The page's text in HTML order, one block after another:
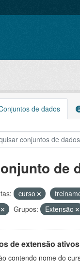
de dados
de
curso
Grupos: Extensão
de extensão ativos
contendo nome do